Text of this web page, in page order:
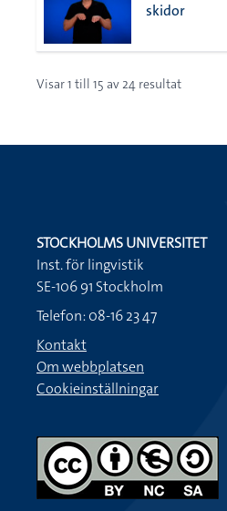
skidor
Visar1 till 15 av24 resultat
STOCKHOLMS UNIVERSITET
Inst. för lingvistik
SE-106 91 Stockholm
Telefon: 08-16 23 47
Kontakt
Om webbplatsen
Cookieinställningar